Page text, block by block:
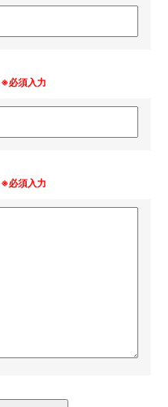
※必須入力
※必須入力